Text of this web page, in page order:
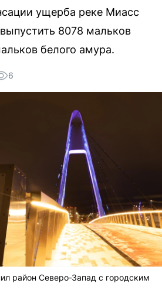
ущерба реке Миасс
8078 мальков
белого амура.
6
район Северо-Запад с городским